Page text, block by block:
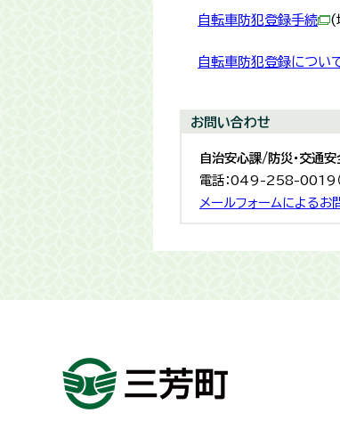
自転車防犯登録手続 (
自転車防犯登録につい
お問い合わせ
自治安心課/防災・交通安
電話：049-258-0019
メールフォームによるお